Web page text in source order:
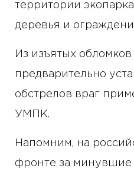
территории
деревья и
Из изъятых
предварительно
обстрелов враг
УМПК.
Напомним, на
фронте за минувшие